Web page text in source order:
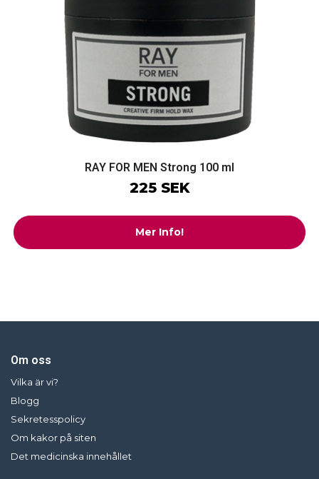
RAY FOR MEN Strong 100 ml
225 SEK
Mer Info!
Om oss
Vilka är vi?
Blogg
Sekretesspolicy
Om kakor på siten
Det medicinska innehållet